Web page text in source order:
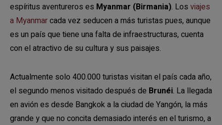
espíritus aventureros es Myanmar (Birmania). Los viajes
a Myanmarcada vez seducen a más turistas pues, aunque
es un país que tiene una falta de infraestructuras, cuenta
con el atractivo de su cultura y sus paisajes.
Actualmente solo 400.000 turistas visitan el país cada año,
el segundo menos visitado después de Brunéi. La llegada
en avión es desde Bangkok a la ciudad de Yangón, la más
grande y que no concita demasiado interés en el turismo, a